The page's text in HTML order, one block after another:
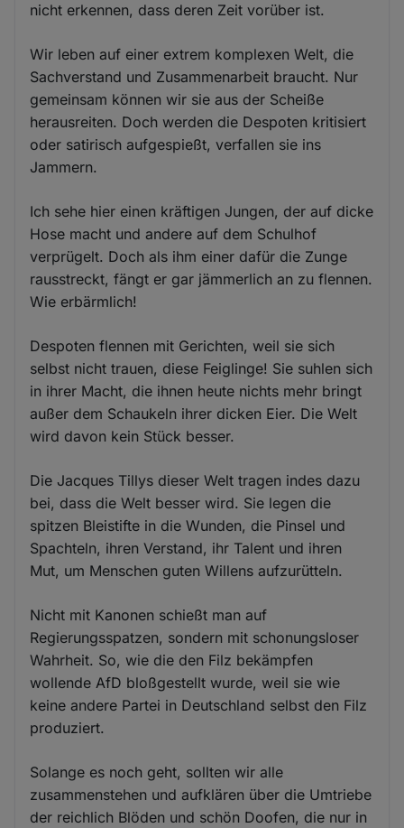
nicht erkennen, dass deren Zeit vorüber ist.
Wir leben auf einer extrem komplexen Welt, die
Sachverstand und Zusammenarbeit braucht. Nur
gemeinsam können wir sie aus der Scheiße
herausreiten. Doch werden die Despoten kritisiert
oder satirisch aufgespießt, verfallen sie ins
Jammern.
Ich sehe hier einen kräftigen Jungen, der auf dicke
Hose macht und andere auf dem Schulhof
verprügelt. Doch als ihm einer dafür die Zunge
rausstreckt, fängt er gar jämmerlich an zu flennen.
Wie erbärmlich!
Despoten flennen mit Gerichten, weil sie sich
selbst nicht trauen, diese Feiglinge! Sie suhlen sich
in ihrer Macht, die ihnen heute nichts mehr bringt
außer dem Schaukeln ihrer dicken Eier. Die Welt
wird davon kein Stück besser.
Die Jacques Tillys dieser Welt tragen indes dazu
bei, dass die Welt besser wird. Sie legen die
spitzen Bleistifte in die Wunden, die Pinsel und
Spachteln, ihren Verstand, ihr Talent und ihren
Mut, um Menschen guten Willens aufzurütteln.
Nicht mit Kanonen schießt man auf
Regierungsspatzen, sondern mit schonungsloser
Wahrheit. So, wie die den Filz bekämpfen
wollende AfD bloßgestellt wurde, weil sie wie
keine andere Partei in Deutschland selbst den Filz
produziert.
Solange es noch geht, sollten wir alle
zusammenstehen und aufklären über die Umtriebe
der reichlich Blöden und schön Doofen, die nur in